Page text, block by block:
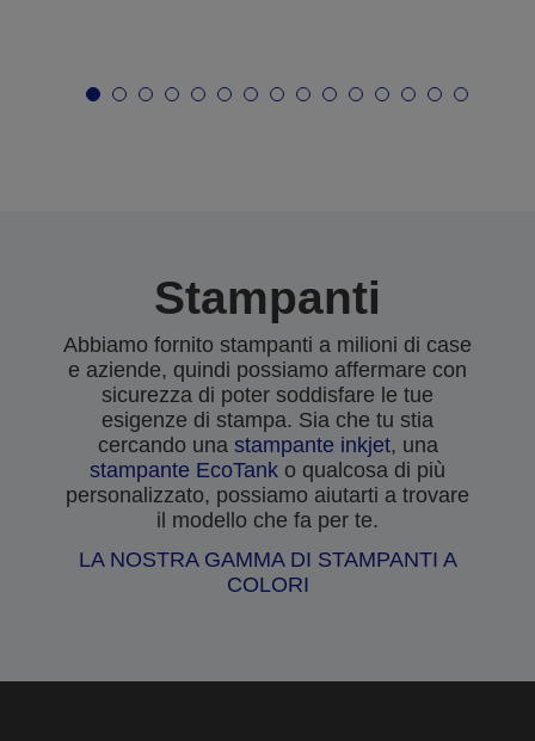
Stampanti
Abbiamo fornito stampanti a milioni di case
e aziende, quindi possiamo affermare con
sicurezza di poter soddisfare le tue
esigenze di stampa. Sia che tu stia
cercando una stampante inkjet, una
stampante EcoTank o qualcosa di più
personalizzato, possiamo aiutarti a trovare
il modello che fa per te.
LA NOSTRA GAMMA DI STAMPANTI A
COLORI